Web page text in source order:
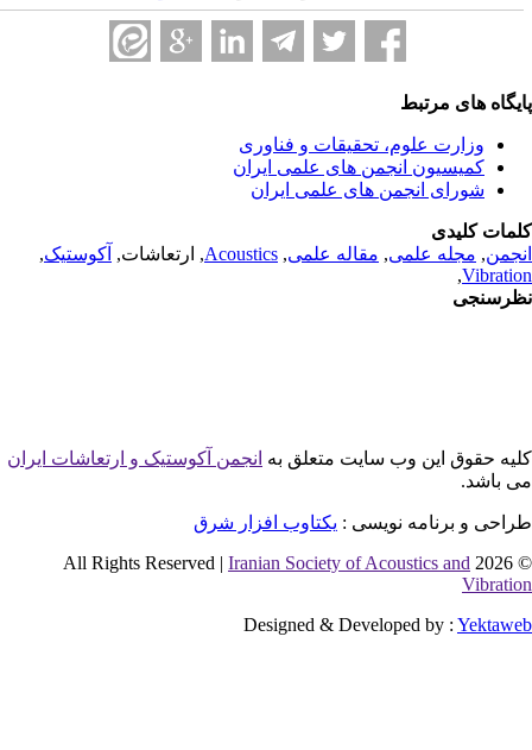
های مرتبط
وزارت علوم، تحقیقات و فناوری
کمیسیون انجمن های علمی ایران
شورای انجمن های علمی ایران
کلیدی
,مجله علمی, مقاله علمی,
Acoustics, ارتعاشات,آکوستیک,
,
حقوق این وب سایت متعلق بهانجمن آکوستیک و ارتعاشات ایران
باشد.
و برنامه نویسی : یکتاوب افزار شرق
©
Iranian Society of Acoustics and
Designed & Developed by :